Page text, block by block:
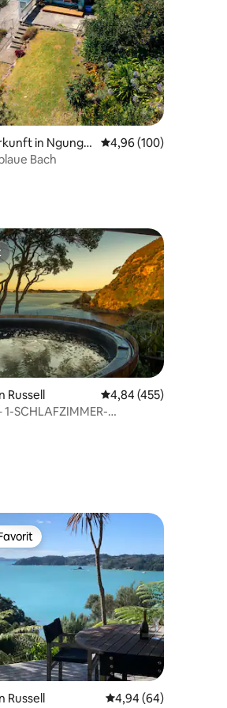
in Ngungu
Durchschnittliche
4,96 (100)
Bach
4,91 von 5, 168 Bewertungen
Russell Durchschnittliche
4,84 (455)
1-SCHLAFZIMMER-
4,97 von 5, 105 Bewertungen
Favorit.
Russell Durchschnittliche
4,94 (64)